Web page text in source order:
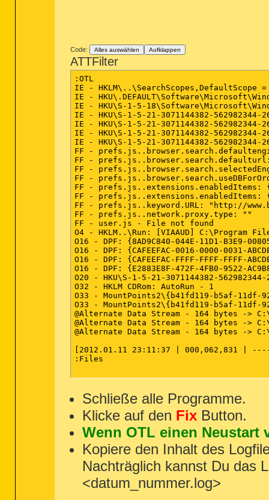
Code: Alles auswählen Aufklappen
ATTFilter
:OTL
IE - HKLM\..\SearchScopes,DefaultScope
IE -
IE - HKU\S-1-5-
IE - HKU\S-1-5-21-3071144382-562982344-
IE - HKU\S-1-5-21-3071144382-562982344-
IE - HKU\S-1-5-21-3071144382-
IE - HKU\S-1-5-21-3071144382-
FF -
FF - prefs.js..browser.search.defaulturl:
FF -
FF -
FF - prefs.js..extensions.enabledItems:
FF - prefs.js..extensions.enabledItems:
FF - prefs.js..keyword.URL: "http://
FF - prefs.js..network.proxy.type: ""
FF - user.js - File not found
O4 - HKLM..\Run: [VIAAUD] C:\Program
O16 - DPF: {8AD9C840-044E-11D1-
O16 - DPF: {CAFEEFAC-0016-0000-
O16 - DPF: {CAFEEFAC-FFFF-FFFF-
O16 - DPF: {E2883E8F-472F-4FB0-9522-
O20 - HKU\S-1-5-21-3071144382-
O32 - HKLM CDRom: AutoRun - 1
O33 - MountPoints2\{b41fd119-b5af-
O33 - MountPoints2\{b41fd119-b5af-
@Alternate Data Stream - 164 bytes ->
@Alternate Data Stream - 164 bytes ->
@Alternate Data Stream - 164 bytes ->
[2012.01.11 23:11:37 | 000,062,831 |
:Files
:Commands
[purity]
[emptytemp]
[emptyflash]
Schließe alle Programme.
Klicke auf den Fix Button.
Wenn OTL einen Neustart
Kopiere den Inhalt des
Nachträglich kannst Du das
<datum_nummer.log>